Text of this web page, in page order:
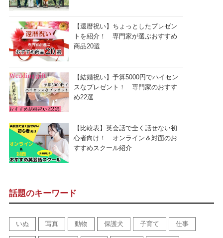
【還暦祝い】ちょっとしたプレゼン
トを紹介！ 専門家が選ぶおすすめ
商品20選
【結婚祝い】予算5000円でハイセン
スなプレゼント！ 専門家のおすす
め22選
【比較表】英会話で全く話せない初
心者向け！ オンライン＆対面のお
すすめスクール紹介
話題のキーワード
いぬ 写真 動物 保護犬 子育て 仕事